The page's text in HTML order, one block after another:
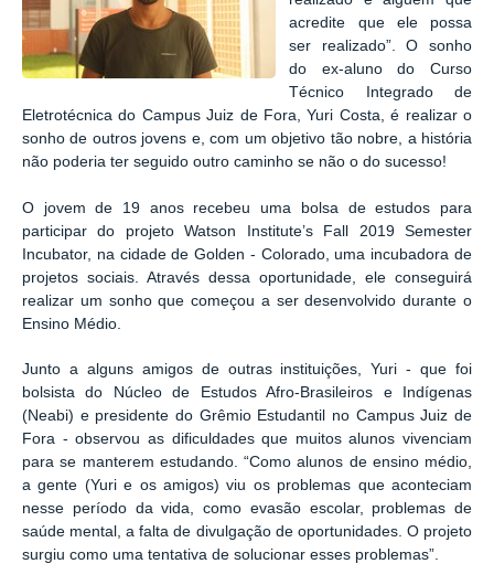
acredite que ele possa
ser realizado”. O sonho
do ex-aluno do Curso
Técnico Integrado de
Eletrotécnica do Campus Juiz de Fora, Yuri Costa, é realizar o
sonho de outros jovens e, com um objetivo tão nobre, a história
não poderia ter seguido outro caminho se não o do sucesso!
O jovem de 19 anos recebeu uma bolsa de estudos para
participar do projeto Watson Institute’s Fall 2019 Semester
Incubator, na cidade de Golden - Colorado, uma incubadora de
projetos sociais. Através dessa oportunidade, ele conseguirá
realizar um sonho que começou a ser desenvolvido durante o
Ensino Médio.
Junto a alguns amigos de outras instituições, Yuri - que foi
bolsista do Núcleo de Estudos Afro-Brasileiros e Indígenas
(Neabi) e presidente do Grêmio Estudantil no Campus Juiz de
Fora - observou as dificuldades que muitos alunos vivenciam
para se manterem estudando. “Como alunos de ensino médio,
a gente (Yuri e os amigos) viu os problemas que aconteciam
nesse período da vida, como evasão escolar, problemas de
saúde mental, a falta de divulgação de oportunidades. O projeto
surgiu como uma tentativa de solucionar esses problemas”.